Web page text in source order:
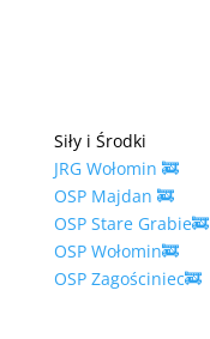
Siły i Środki
JRG Wołomin 🚒
OSP Majdan 🚒
OSP Stare Grabie🚒
OSP Wołomin🚒
OSP Zagościniec🚒